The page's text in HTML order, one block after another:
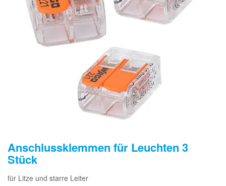
Anschlussklemmen für Leuchten 3
Stück
für Litze und starre Leiter